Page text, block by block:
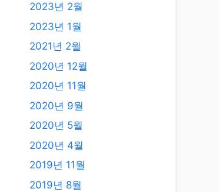
2023년 2월
2023년 1월
2021년 2월
2020년 12월
2020년 11월
2020년 9월
2020년 5월
2020년 4월
2019년 11월
2019년 8월